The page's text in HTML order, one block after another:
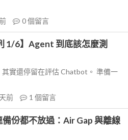
0個留言
1/6】Agent 到底該怎麼測
實還停留在評估 Chatbot。 準備一
前 1 個留言
份都不放過：Air Gap 與離線